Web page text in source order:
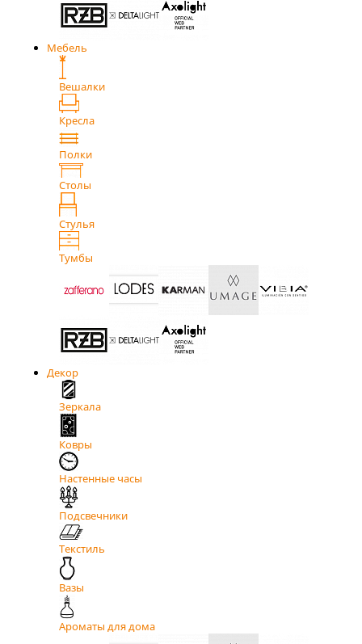
Мебель
Вешалки
Кресла
Полки
Столы
Стулья
Тумбы
Декор
Зеркала
Ковры
Настенные часы
Подсвечники
Текстиль
Вазы
Ароматы для дома